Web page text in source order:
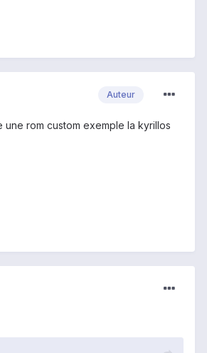
Auteur
rom custom exemple la kyrillos